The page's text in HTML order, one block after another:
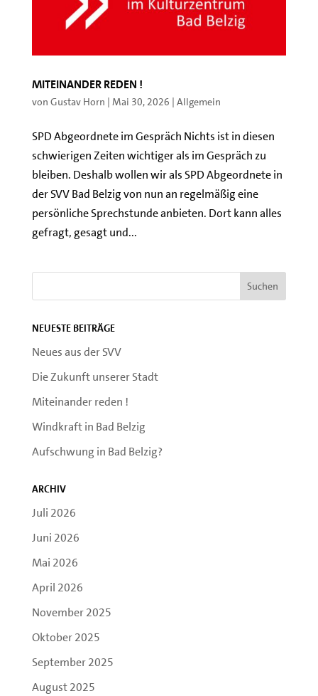
Miteinander reden !
von Gustav Horn Mai 30, 2026 Allgemein
SPD Abgeordnete im Gespräch Nichts ist in diesen
schwierigen Zeiten wichtiger als im Gespräch zu
bleiben. Deshalb wollen wir als SPD Abgeordnete in
der SVV Bad Belzig von nun an regelmäßig eine
persönliche Sprechstunde anbieten. Dort kann alles
gefragt, gesagt und...
Neueste Beiträge
Neues aus der SVV
Die Zukunft unserer Stadt
Miteinander reden !
Windkraft in Bad Belzig
Aufschwung in Bad Belzig?
Archiv
Juli 2026
Juni 2026
Mai 2026
April 2026
November 2025
Oktober 2025
September 2025
August 2025